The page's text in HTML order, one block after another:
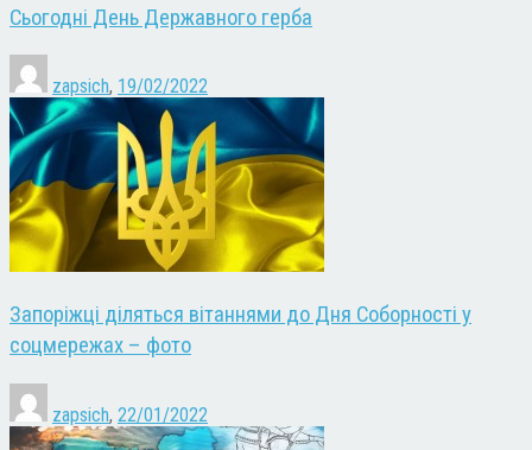
Сьогодні День Державного герба
zapsich, 19/02/2022
Запоріжці діляться вітаннями до Дня Соборності у
соцмережах – фото
zapsich, 22/01/2022